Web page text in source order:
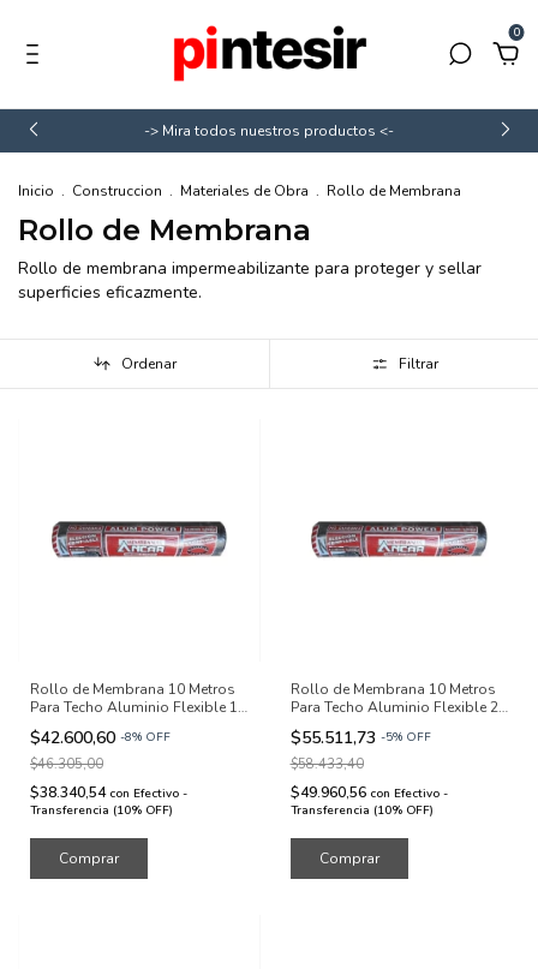
0
-> Mira todos nuestros productos <-
Inicio . Construccion . Materiales de Obra . Rollo de Membrana
Rollo de Membrana
Rollo de membrana impermeabilizante para proteger y sellar
superficies eficazmente.
Ordenar Filtrar
Rollo de Membrana 10 Metros
Para Techo Aluminio Flexible 15
kg
$42.600,60 -8% OFF
$46.305,00
$38.340,54 con Efectivo -
Transferencia (10% OFF)
Rollo de Membrana 10 Metros
Para Techo Aluminio Flexible 25
kg
$55.511,73 -5% OFF
$58.433,40
$49.960,56 con Efectivo -
Transferencia (10% OFF)